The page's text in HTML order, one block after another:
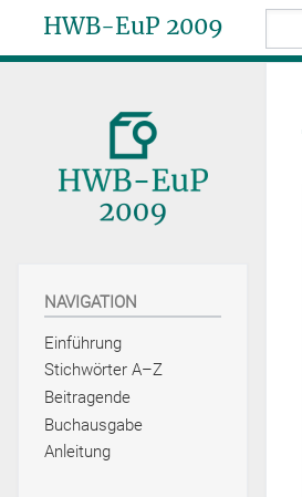
HWB-EuP 2009
NAVIGATION
Einführung
Stichwörter A–Z
Beitragende
Buchausgabe
Anleitung